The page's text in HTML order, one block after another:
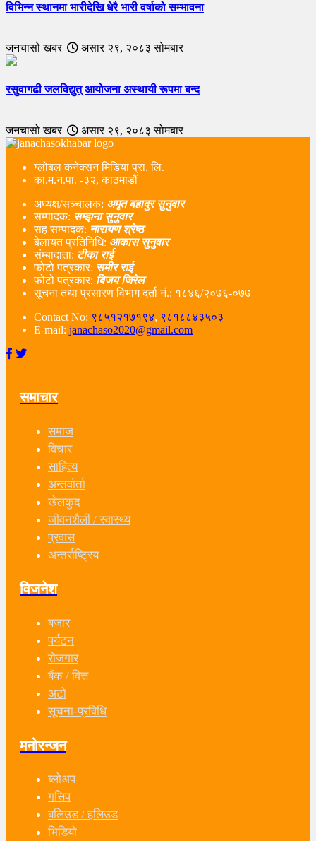
विभिन्न स्थानमा भारीदेखि धेरै भारी वर्षाको सम्भावना
जनचासो खबर| असार २९, २०८३ सोमबार
रसुवागढी जलविद्युत् आयोजना अस्थायी रूपमा बन्द
जनचासो खबर| असार २९, २०८३ सोमबार
ग्लोबल कनेक्सन मिडिया प्रा. लि.
का.म.न.पा. -३२, काठमाडौं
अध्यक्ष/सञ्चालक: अमृत बहादुर सुनुवार
सम्पादक: सम्झना सुनुवार
सह सम्पादक: नारायण श्रेष्ठ
बेलायत प्रतिनिधि: आकास सुनुवार
संम्बादाता: टीका राई
फोटो पत्रकार: समीर राई
फोटो पत्रकार: बिजय जिरेल
सूचना तथा प्रसारण विभाग दर्ता नं‌.: १८४६/२०७६-०७७
Contact No: ९८५१२१७१९४, ९८१८८४३५०३
E-mail: janachaso2020@gmail.com
समाचार
समाज
विचार
साहित्य
अन्तर्वार्ता
खेलकुद
जीवनशैली / स्वास्थ्य
प्रवास
अन्तर्राष्ट्रिय
विजनेश
बजार
पर्यटन
रोजगार
बैंक / वित्त
अटो
सूचना-प्रविधि
मनोरन्जन
ब्लोअप
गसिप
बलिउड / हलिउड
भिडियो